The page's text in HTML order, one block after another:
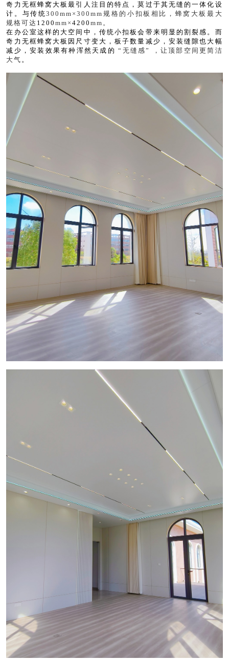
奇力无框蜂窝大板最引人注目的特点，莫过于其无缝的一体化设
计。与传统300mm×300mm规格的小扣板相比，蜂窝大板最大
规格可达 1200mm×4200mm。
在办公室这样的大空间中，传统小扣板会带来明显的割裂感。而
奇力无框蜂窝大板因尺寸变大，板子数量减少，安装缝隙也大幅
减少，安装效果有种浑然天成的 “无缝感” ，让顶部空间更简洁
大气 。